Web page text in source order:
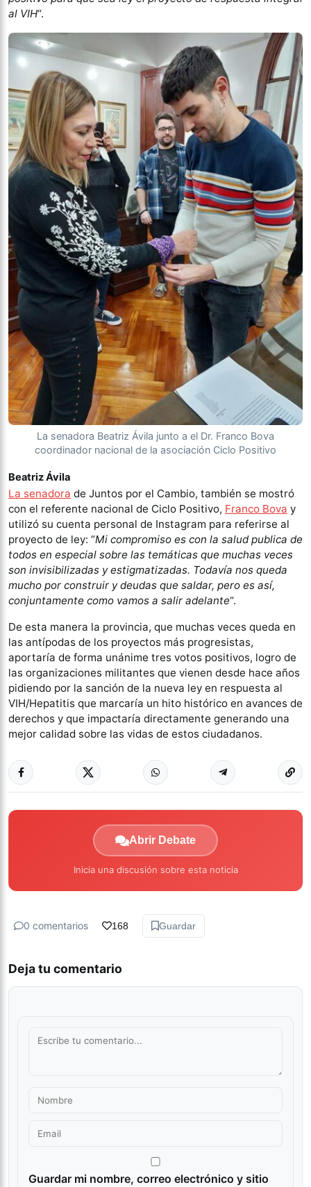
al VIH“.
La senadora Beatriz Ávila junto a el Dr. Franco Bova
coordinador nacional de la asociación Ciclo Positivo
Beatriz Ávila
La senadora de Juntos por el Cambio, también se mostró
con el referente nacional de Ciclo Positivo, Franco Bova y
utilizó su cuenta personal de Instagram para referirse al
proyecto de ley: “Mi compromiso es con la salud publica de
todos en especial sobre las temáticas que muchas veces
son invisibilizadas y estigmatizadas. Todavía nos queda
mucho por construir y deudas que saldar, pero es así,
conjuntamente como vamos a salir adelante“.
De esta manera la provincia, que muchas veces queda en
las antípodas de los proyectos más progresistas,
aportaría de forma unánime tres votos positivos, logro de
las organizaciones militantes que vienen desde hace años
pidiendo por la sanción de la nueva ley en respuesta al
VIH/Hepatitis que marcaría un hito histórico en avances de
derechos y que impactaría directamente generando una
mejor calidad sobre las vidas de estos ciudadanos.
Abrir Debate
Inicia una discusión sobre esta noticia
0 comentarios 168 Guardar
Deja tu comentario
Guardar mi nombre, correo electrónico y sitio